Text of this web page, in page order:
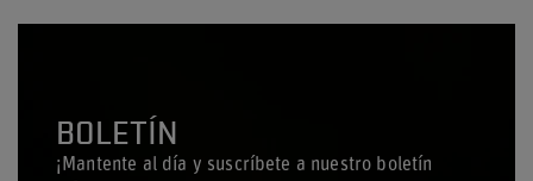
BOLETÍN
¡Mantente al día y suscríbete a nuestro boletín